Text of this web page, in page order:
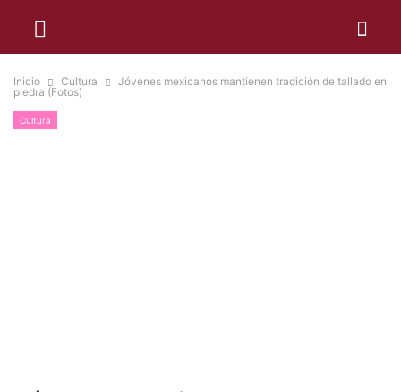
Inicio Cultura
Jóvenes mexicanos mantienen tradición de tallado en
piedra (Fotos)
Cultura